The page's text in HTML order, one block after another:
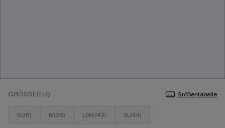
GRÖSSE(EU) Größentabelle
S(36) M(38) L(40/42) XL(44)